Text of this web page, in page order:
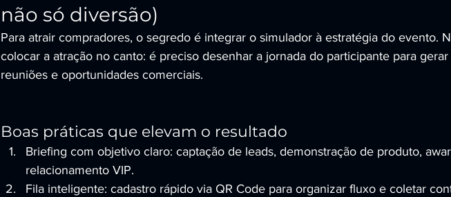
não só diversão)
Para atrair compradores, o segredo é integrar o simulador à estratégia do evento.
colocar a atração no canto: é preciso desenhar a jornada do participante para gerar
reuniões e oportunidades comerciais.
Boas práticas que elevam o resultado
Briefing com objetivo claro: captação de leads, demonstração de produto,
relacionamento VIP.
Fila inteligente: cadastro rápido via QR Code para organizar fluxo e coletar